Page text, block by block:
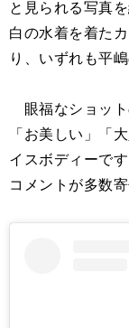
と見られる写真
白の水着を着た
り、いずれも平
眼福なショット
「お美しい」「
イスボディーで
コメントが多数